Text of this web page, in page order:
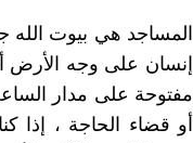
المساجد هي بيوت الله
إنسان على وجه الأرض
مفتوحة على مدار
أو قضاء الحاجة ، إذا